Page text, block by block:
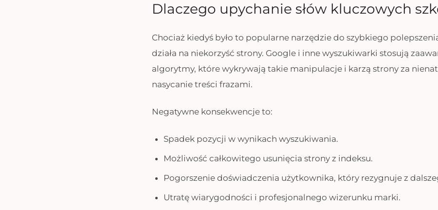
Dlaczego upychanie słów kluczowych
Chociaż kiedyś było to popularne narzędzie do szybkiego
działa na niekorzyść strony. Google i inne wyszukiwarki stosują
algorytmy, które wykrywają takie manipulacje i karzą strony za
nasycanie treści frazami.
Negatywne konsekwencje to:
Spadek pozycji w wynikach wyszukiwania.
Możliwość całkowitego usunięcia strony z indeksu.
Pogorszenie doświadczenia użytkownika, który rezygnuje z
Utratę wiarygodności i profesjonalnego wizerunku marki.